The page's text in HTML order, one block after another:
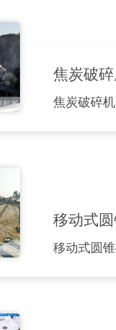
焦炭破
焦炭破碎机
移动式
移动式圆